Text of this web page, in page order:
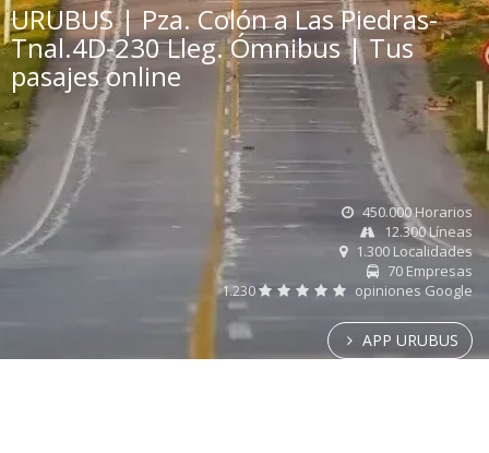
URUBUS | Pza. Colón a Las Piedras-
Tnal.4D-230 Lleg. Ómnibus | Tus
pasajes online
450.000 Horarios
12.300 Líneas
1.300 Localidades
70 Empresas
1.230
opiniones Google
APP URUBUS